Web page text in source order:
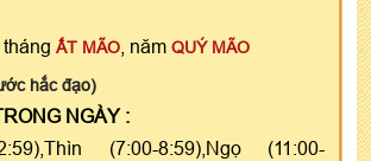
tháng ẤT MÃO , năm QUÝ MÃO
hắc đạo)
NGÀY :
(7:00-8:59),Ngọ (11:00-